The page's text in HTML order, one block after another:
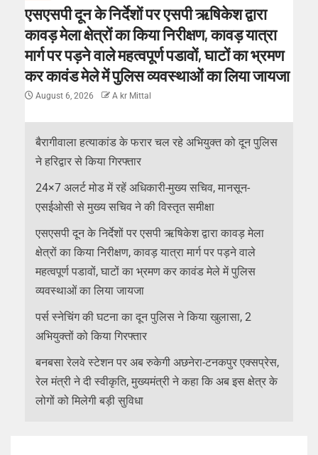
एसएसपी दून के निर्देशों पर एसपी ऋषिकेश द्वारा
कावड़ मेला क्षेत्रों का किया निरीक्षण, कावड़ यात्रा
मार्ग पर पड़ने वाले महत्वपूर्ण पडावों, घाटों का भ्रमण
कर कावंड मेले में पुलिस व्यवस्थाओं का लिया जायजा
August 6, 2026 A kr Mittal
बैरागीवाला हत्याकांड के फरार चल रहे अभियुक्त को दून पुलिस
ने हरिद्वार से किया गिरफ्तार
24×7 अलर्ट मोड में रहें अधिकारी-मुख्य सचिव, मानसून-
एसईओसी से मुख्य सचिव ने की विस्तृत समीक्षा
एसएसपी दून के निर्देशों पर एसपी ऋषिकेश द्वारा कावड़ मेला
क्षेत्रों का किया निरीक्षण, कावड़ यात्रा मार्ग पर पड़ने वाले
महत्वपूर्ण पडावों, घाटों का भ्रमण कर कावंड मेले में पुलिस
व्यवस्थाओं का लिया जायजा
पर्स स्नेचिंग की घटना का दून पुलिस ने किया खुलासा, 2
अभियुक्तों को किया गिरफ्तार
बनबसा रेलवे स्टेशन पर अब रुकेगी अछनेरा-टनकपुर एक्सप्रेस,
रेल मंत्री ने दी स्वीकृति, मुख्यमंत्री ने कहा कि अब इस क्षेत्र के
लोगों को मिलेगी बड़ी सुविधा